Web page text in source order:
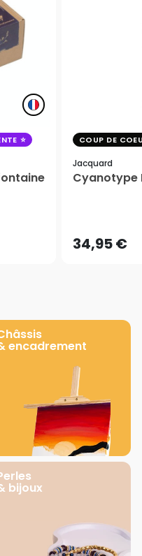
COUP DE
Jacquard
Cyanotype
34,95 €
encadrement
bijoux